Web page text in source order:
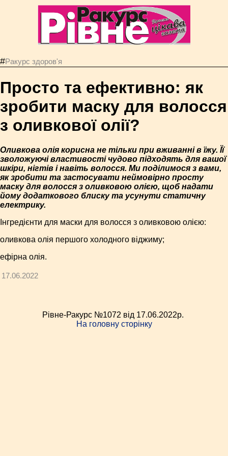
#Ракурс здоров'я
Просто та ефективно: як
зробити маску для волосся
з оливкової олії?
Оливкова олія корисна не тільки при вживанні в їжу. Її
зволожуючі властивості чудово підходять для вашої
шкіри, нігтів і навіть волосся. Ми поділимося з вами,
як зробити та застосувати неймовірно просту
маску для волосся з оливковою олією, щоб надати
йому додаткового блиску та усунути статичну
електрику.
Інгредієнти для маски для волосся з оливковою олією:
оливкова олія першого холодного віджиму;
ефірна олія.
17.06.2022
Рівне-Ракурс №1072 від 17.06.2022p.
На головну сторінку